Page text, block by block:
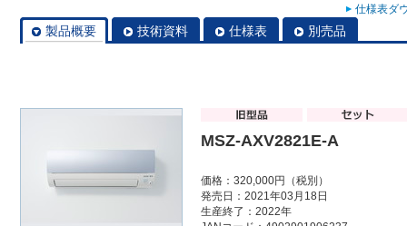
仕様表ダ
製品概要 技術資料 仕様表 別売品
MSZ-AXV2821E-A
価格：320,000円（税別）
発売日：2021年03月18日
生産終了：2022年